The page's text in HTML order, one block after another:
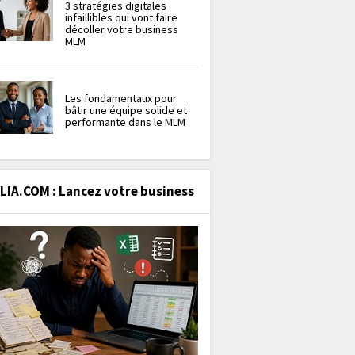
3 stratégies digitales
infaillibles qui vont faire
décoller votre business
MLM
Les fondamentaux pour
bâtir une équipe solide et
performante dans le MLM
: Lancez votre business